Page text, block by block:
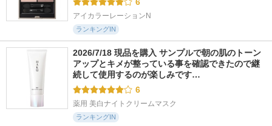
アイカラーレーションN
ランキングIN
2026/7/18 現品を購入 サンプルで朝の肌のトーン
アップとキメが整っている事を確認できたので継
続して使用するのが楽しみです…
6
薬用 美白ナイトクリームマスク
ランキングIN